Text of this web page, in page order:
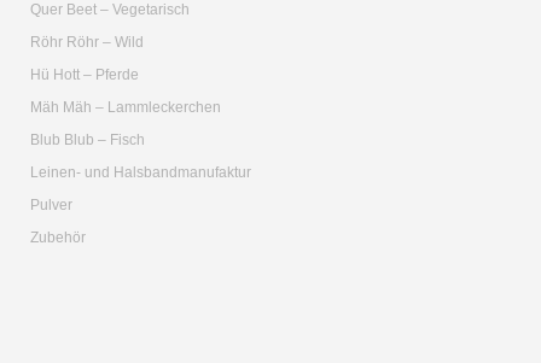
Quer Beet – Vegetarisch
Röhr Röhr – Wild
Hü Hott – Pferde
Mäh Mäh – Lammleckerchen
Blub Blub – Fisch
Leinen- und Halsbandmanufaktur
Pulver
Zubehör